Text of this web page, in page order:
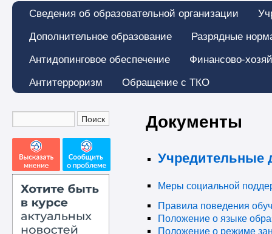
Сведения об образовательной организации
Дополнительное образование
Разрядные
Антидопинговое обеспечение
Финансово-
Антитерроризм
Обращение с ТКО
Документы
Учредительные
Меры социальной
Правила поведения
Положение о языке
Положение о режиме